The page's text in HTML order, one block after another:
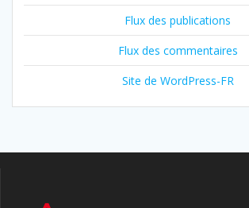
Flux des publications
Flux des commentaires
Site de WordPress-FR